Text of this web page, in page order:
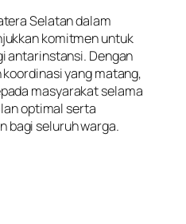
Selatan dalam
komitmen untuk
antarinstansi. Dengan
yang matang,
masyarakat selama
optimal serta
bagi seluruh warga.